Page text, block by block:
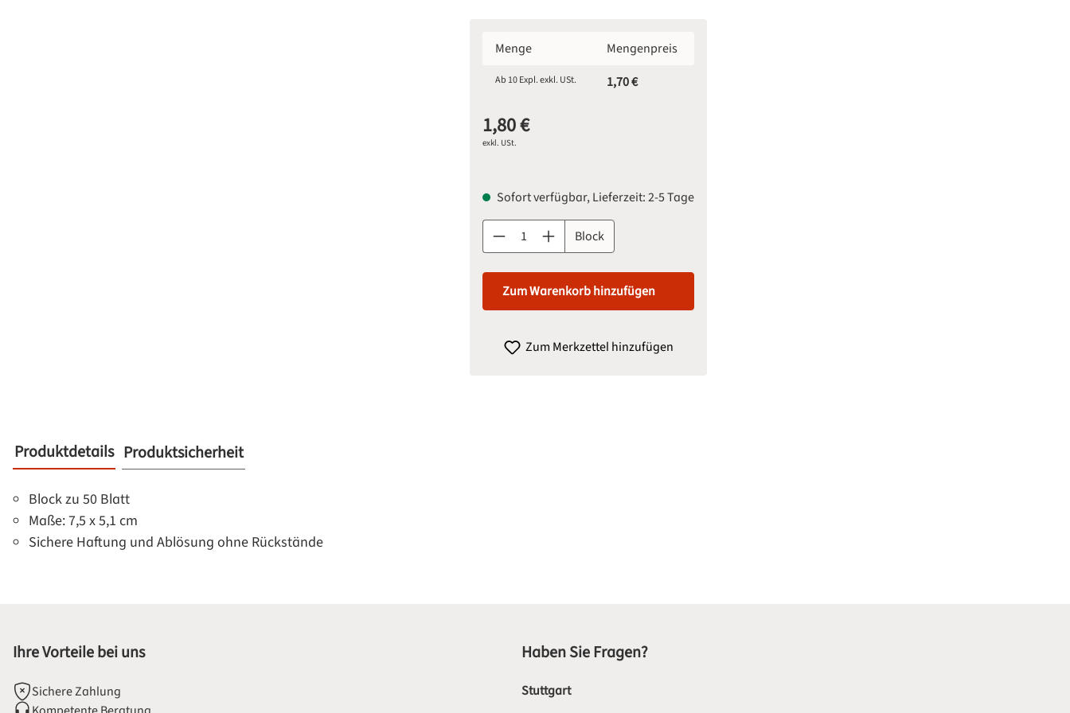
Menge Mengenpreis
Ab 10Expl. exkl. USt. 1,70 €
1,80 €
exkl. USt.
Sofort verfügbar, Lieferzeit: 2-5 Tage
Produkt Anzahl: Gib den gewünschten Wert ein oder benutze die Schaltflächen um die Anzahl zu erhöhen
Block
Zum Warenkorb hinzufügen
Zum Merkzettel hinzufügen
Produktdetails
Block zu 50 Blatt
Maße: 7,5 x 5,1 cm
Sichere Haftung und Ablösung ohne Rückstände
Produktsicherheit
Ihre Vorteile bei uns
Sichere Zahlung
Haben Sie Fragen?
Stuttgart